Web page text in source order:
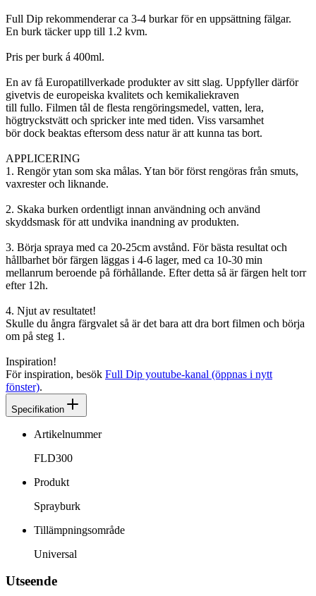
Full Dip rekommenderar ca 3-4 burkar för en uppsättning fälgar.
En burk täcker upp till 1.2 kvm.
Pris per burk á 400ml.
En av få Europatillverkade produkter av sitt slag. Uppfyller därför
givetvis de europeiska kvalitets och kemikaliekraven
till fullo. Filmen tål de flesta rengöringsmedel, vatten, lera,
högtryckstvätt och spricker inte med tiden. Viss varsamhet
bör dock beaktas eftersom dess natur är att kunna tas bort.
APPLICERING
1. Rengör ytan som ska målas. Ytan bör först rengöras från smuts,
vaxrester och liknande.
2. Skaka burken ordentligt innan användning och använd
skyddsmask för att undvika inandning av produkten.
3. Börja spraya med ca 20-25cm avstånd. För bästa resultat och
hållbarhet bör färgen läggas i 4-6 lager, med ca 10-30 min
mellanrum beroende på förhållande. Efter detta så är färgen helt torr
efter 12h.
4. Njut av resultatet!
Skulle du ångra färgvalet så är det bara att dra bort filmen och börja
om på steg 1.
Inspiration!
För inspiration, besök Full Dip youtube-kanal (öppnas i nytt
fönster).
Specifikation
Artikelnummer
FLD300
Produkt
Sprayburk
Tillämpningsområde
Universal
Utseende